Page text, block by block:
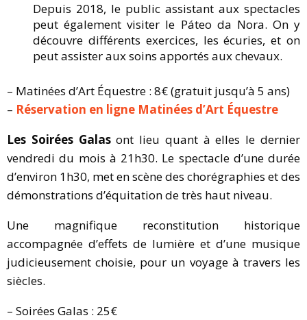
Depuis 2018, le public assistant aux spectacles
peut également visiter le Páteo da Nora. On y
découvre différents exercices, les écuries, et on
peut assister aux soins apportés aux chevaux.
– Matinées d’Art Équestre : 8€ (gratuit jusqu’à 5 ans)
– Réservation en ligne Matinées d’Art Équestre
Les Soirées Galasont lieu quant à elles le dernier
vendredi du mois à 21h30. Le spectacle d’une durée
d’environ 1h30, met en scène des chorégraphies et des
démonstrations d’équitation de très haut niveau.
Une magnifique reconstitution historique
accompagnée d’effets de lumière et d’une musique
judicieusement choisie, pour un voyage à travers les
siècles.
– Soirées Galas : 25€